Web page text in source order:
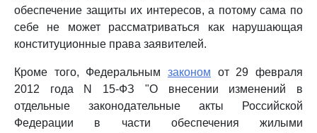
обеспечение защиты их интересов, а потому сама по
себе не может рассматриваться как нарушающая
конституционные права заявителей.
Кроме того, Федеральным законом от 29 февраля
2012 года N 15-ФЗ "О внесении изменений в
отдельные законодательные акты Российской
Федерации в части обеспечения жилыми